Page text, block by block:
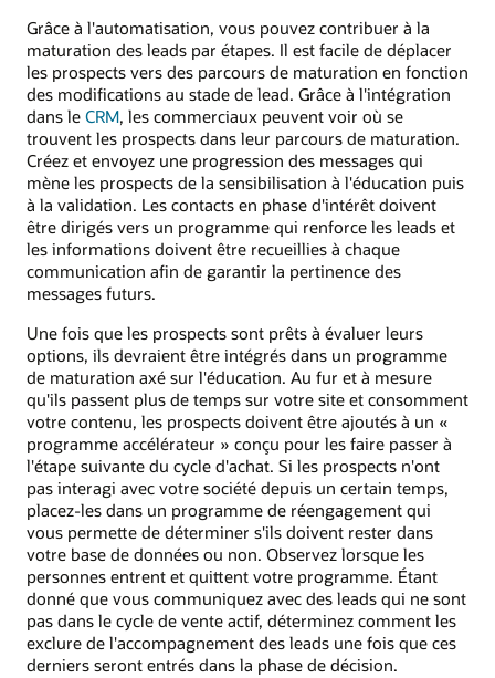
Grâce à l'automatisation, vous pouvez contribuer à la
maturation des leads par étapes. Il est facile de déplacer
les prospects vers des parcours de maturation en fonction
des modifications au stade de lead. Grâce à l'intégration
dans le CRM, les commerciaux peuvent voir où se
trouvent les prospects dans leur parcours de maturation.
Créez et envoyez une progression des messages qui
mène les prospects de la sensibilisation à l'éducation puis
à la validation. Les contacts en phase d'intérêt doivent
être dirigés vers un programme qui renforce les leads et
les informations doivent être recueillies à chaque
communication afin de garantir la pertinence des
messages futurs.
Une fois que les prospects sont prêts à évaluer leurs
options, ils devraient être intégrés dans un programme
de maturation axé sur l'éducation. Au fur et à mesure
qu'ils passent plus de temps sur votre site et consomment
votre contenu, les prospects doivent être ajoutés à un «
programme accélérateur » conçu pour les faire passer à
l'étape suivante du cycle d'achat. Si les prospects n'ont
pas interagi avec votre société depuis un certain temps,
placez-les dans un programme de réengagement qui
vous permette de déterminer s'ils doivent rester dans
votre base de données ou non. Observez lorsque les
personnes entrent et quittent votre programme. Étant
donné que vous communiquez avec des leads qui ne sont
pas dans le cycle de vente actif, déterminez comment les
exclure de l'accompagnement des leads une fois que ces
derniers seront entrés dans la phase de décision.